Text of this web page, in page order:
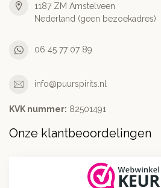
1187 ZM Amstelveen
Nederland (geen bezoekadres)
06 45 77 07 89
info@puurspirits.nl
KVK nummer: 82501491
Onze klantbeoordelingen